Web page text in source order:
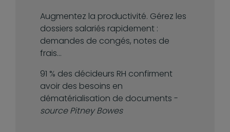
Augmentez la productivité. Gérez les
dossiers salariés rapidement :
demandes de congés, notes de
frais...
91 % des décideurs RH confirment
avoir des besoins en
dématérialisation de documents -
source Pitney Bowes